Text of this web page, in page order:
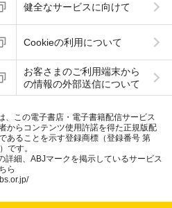
健全なサービスに向けて
Cookieの利用について
お客さまのご利用端末から
の情報の外部送信について
、この電子書店・電子書籍配信サービス
からコンテンツ使用許諾を得た正規版配
あることを示す登録商標（登録番号 第
です。
詳細、ABJマークを掲示しているサービス
ら